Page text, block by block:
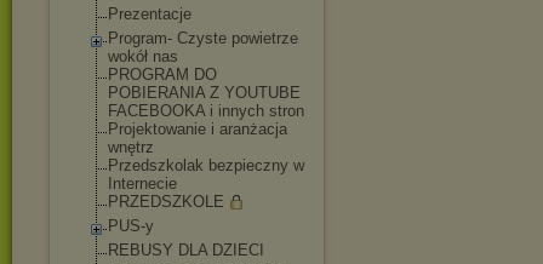
Prezentacje
Program- Czyste powietrze
wokół nas
PROGRAM DO
POBIERANIA Z YOUTUBE
FACEBOOKA i innych stron
Projektowanie i aranżacja
wnętrz
Przedszkolak bezpieczny w
Internecie
PRZEDSZKOLE
PUS-y
REBUSY DLA DZIECI